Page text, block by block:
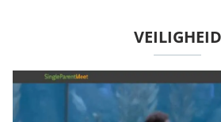
VEILIGHEID